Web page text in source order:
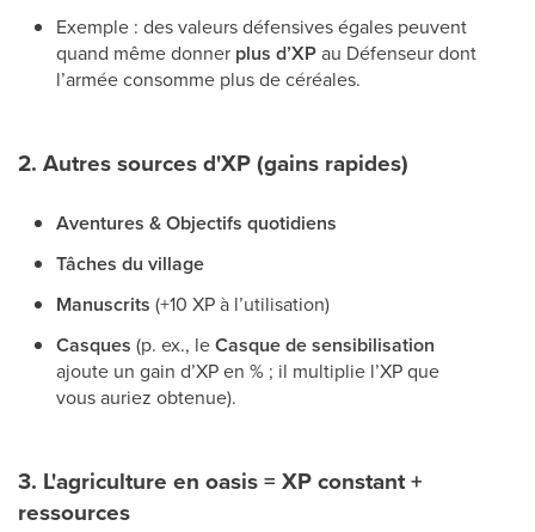
Exemple : des valeurs défensives égales peuvent
quand même donner plus d’XPau Défenseur dont
l’armée consomme plus de céréales.
2. Autres sources d'XP (gains rapides)
Aventures & Objectifs quotidiens
Tâches du village
Manuscrits (+10 XP à l’utilisation)
Casques (p. ex., leCasque de sensibilisation
ajoute un gain d’XP en % ; il multiplie l’XP que
vous auriez obtenue).
3. L'agriculture en oasis = XP constant +
ressources